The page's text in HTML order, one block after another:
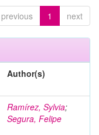
previous 1 next
Author(s)
Ramírez, Sylvia;
Segura, Felipe